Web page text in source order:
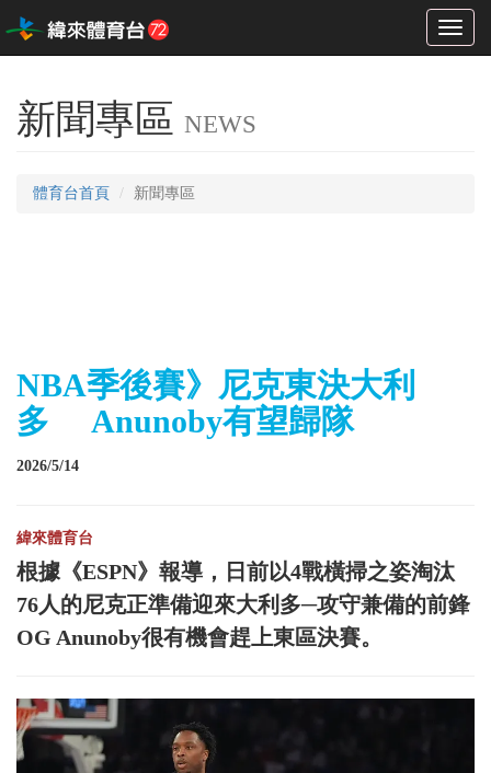
Toggle
新聞專區 NEWS
體育台首頁 新聞專區
NBA季後賽》尼克東決大利
多 Anunoby有望歸隊
2026/5/14
緯來體育台
根據《ESPN》報導，日前以4戰橫掃之姿淘汰
76人的尼克正準備迎來大利多─攻守兼備的前鋒
OG Anunoby很有機會趕上東區決賽。